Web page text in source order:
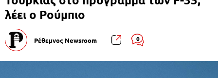
λέει ο Ρούμπιο
Ρέθεμνος Newsroom 0